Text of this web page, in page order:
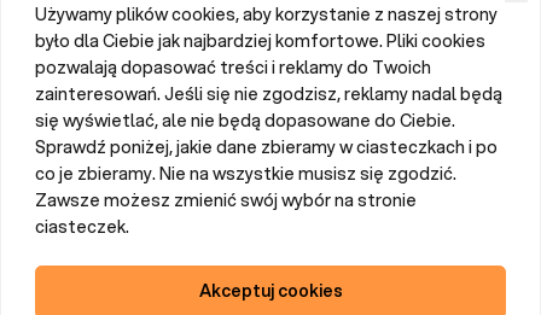
Używamy plików cookies, aby korzystanie z naszej strony
było dla Ciebie jak najbardziej komfortowe. Pliki cookies
pozwalają dopasować treści i reklamy do Twoich
zainteresowań. Jeśli się nie zgodzisz, reklamy nadal będą
się wyświetlać, ale nie będą dopasowane do Ciebie.
Sprawdź poniżej, jakie dane zbieramy w ciasteczkach i po
co je zbieramy. Nie na wszystkie musisz się zgodzić.
Zawsze możesz zmienić swój wybór na stronie
ciasteczek.
Akceptuj cookies